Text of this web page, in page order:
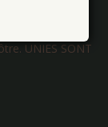
UNIES SONT